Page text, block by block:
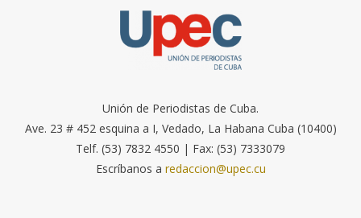
Unión de Periodistas de Cuba.
Ave. 23 # 452 esquina a I, Vedado, La Habana Cuba (10400)
Telf. (53) 7832 4550 | Fax: (53) 7333079
Escríbanos a redaccion@upec.cu